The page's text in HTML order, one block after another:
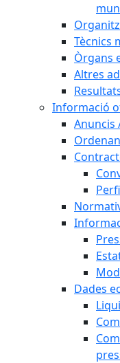
Tècnics
Òrgans
Altres
Informació
Anuncis
Dades